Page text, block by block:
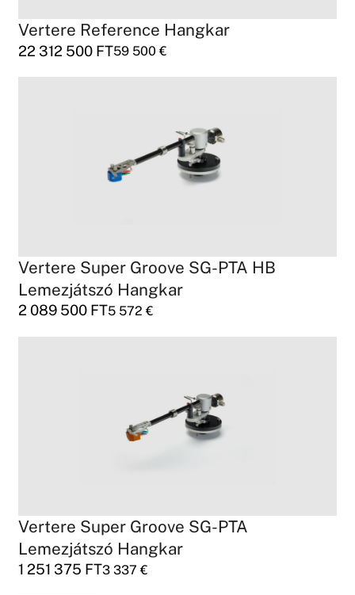
Vertere Reference Hangkar
22 312 500 FT59 500€
Vertere Super Groove SG-PTA HB
Lemezjátszó Hangkar
2 089 500 FT5 572€
Vertere Super Groove SG-PTA
Lemezjátszó Hangkar
1 251 375 FT3 337€